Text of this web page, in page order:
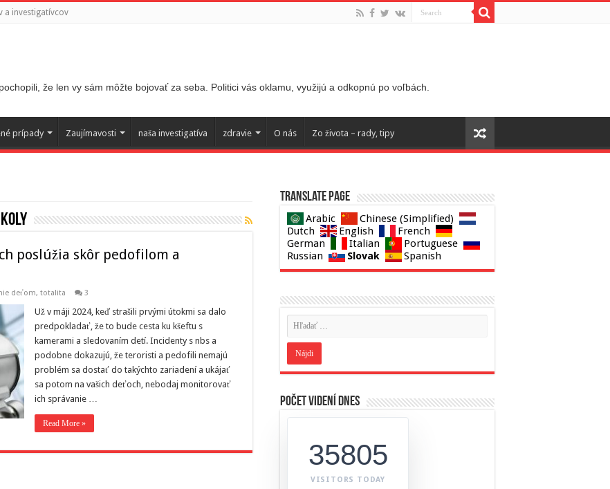
a investigatívcov
že len vy sám môžte bojovať za seba. Politici vás oklamu, využijú a odkopnú po voľbách.
prípady Zaujímavosti naša investigatíva zdravie O nás Zo života – rady, tipy
poslúžia skôr pedofilom a
deťom, totalita 3
Už v máji 2024, keď strašili prvými útokmi sa dalo
predpokladať, že to bude cesta ku kšeftu s
kamerami a sledovaním detí. Incidenty s nbs a
podobne dokazujú, že teroristi a pedofili nemajú
problém sa dostať do takýchto zariadení a ukájať
sa potom na vašich deťoch, nebodaj monitorovať
ich správanie …
Read More »
Translate page
Arabic
Chinese (Simplified)
Dutch
English
French
German
Italian
Portuguese
Russian
Slovak Spanish
Počet videní dnes
35805
VISITORS TODAY